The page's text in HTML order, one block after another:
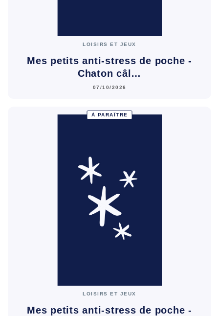
LOISIRS ET JEUX
Mes petits anti-stress de poche -
Chaton câl…
07/10/2026
À PARAÎTRE
LOISIRS ET JEUX
Mes petits anti-stress de poche -